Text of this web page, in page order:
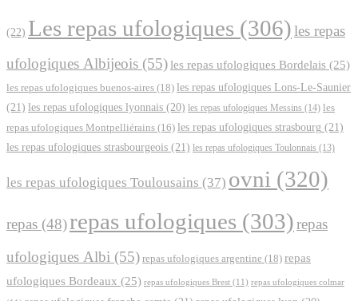
(22) Les repas ufologiques (306)les repas
ufologiques Albijeois (55)les repas ufologiques Bordelais (25)
les repas ufologiques buenos-aires (18) les repas ufologiques Lons-Le-Saunier
(21) les repas ufologiques lyonnais (20) les repas ufologiques Messins (14) les
repas ufologiques Montpelliérains (16) les repas ufologiques strasbourg (21)
les repas ufologiques strasbourgeois (21) les repas ufologiques Toulonnais (13)
les repas ufologiques Toulousains (37) ovni (320)
repas (48)repas ufologiques (303)repas
ufologiques Albi (55) repas ufologiques argentine (18) repas
ufologiques Bordeaux (25) repas ufologiques Brest (11) repas ufologiques colmar